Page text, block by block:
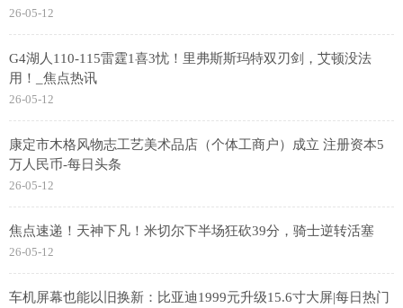
26-05-12
G4湖人110-115雷霆1喜3忧！里弗斯斯玛特双刃剑，艾顿没法
用！_焦点热讯
26-05-12
康定市木格风物志工艺美术品店（个体工商户）成立 注册资本5
万人民币-每日头条
26-05-12
焦点速递！天神下凡！米切尔下半场狂砍39分，骑士逆转活塞
26-05-12
车机屏幕也能以旧换新：比亚迪1999元升级15.6寸大屏|每日热门